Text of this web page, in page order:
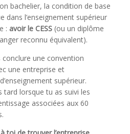
bachelier, la condition de base
dans l’enseignement supérieur
: avoir le CESS(ou un diplôme
reconnu équivalent).
une convention
une entreprise et
supérieur.
tard lorsque tu as suivi les
associées aux 60